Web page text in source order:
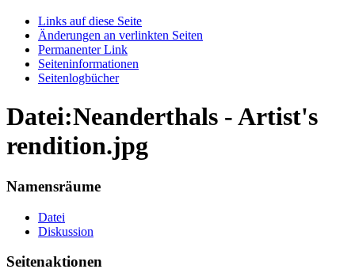
Links auf diese Seite
Änderungen an verlinkten Seiten
Permanenter Link
Seiten­informationen
Seitenlogbücher
Datei:Neanderthals - Artist's
rendition.jpg
Namensräume
Datei
Diskussion
Seitenaktionen